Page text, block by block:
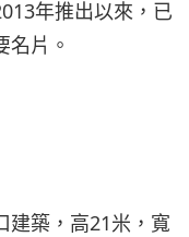
年推出以來，已
名片。
建築，高21米，寬